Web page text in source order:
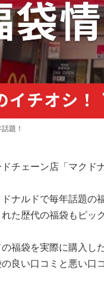
題！
チェーン店「マクド
ナルドで毎年話題の
た歴代の福袋もピッ
福袋を実際に購入し
良い口コミと悪い口